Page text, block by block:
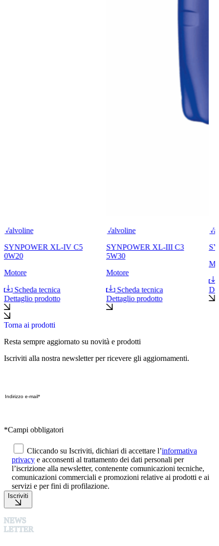
Valvoline
SYNPOWER XL-IV C5
0W20
Motore
Scheda tecnica
Dettaglio prodotto
Valvoline
SYNPOWER XL-III C3
5W30
Motore
Scheda tecnica
Dettaglio prodotto
Torna ai prodotti
Resta sempre aggiornato su novità e prodotti
Iscriviti alla nostra newsletter per ricevere gli aggiornamenti.
*Campi obbligatori
Cliccando su Iscriviti, dichiari di accettare l’informativa
privacy e acconsenti al trattamento dei dati personali per
l’iscrizione alla newsletter, contenente comunicazioni tecniche,
comunicazioni commerciali e promozioni relative ai prodotti e ai
servizi e per fini di profilazione.
Iscriviti
NEWS
LETTER